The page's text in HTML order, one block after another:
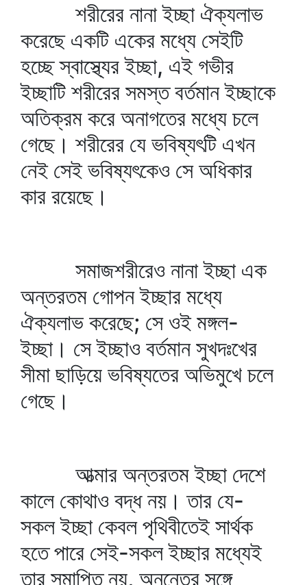
শরীরের নানা ইচ্ছা ঐক্যলাভ
করেছে একটি একের মধ্যে সেইটি
হচ্ছে স্বাস্থ্যের ইচ্ছা, এই গভীর
ইচ্ছাটি শরীরের সমস্ত বর্তমান ইচ্ছাকে
অতিক্রম করে অনাগতের মধ্যে চলে
গেছে। শরীরের যে ভবিষ্যৎটি এখন
নেই সেই ভবিষ্যৎকেও সে অধিকার
কার রয়েছে।
সমাজশরীরেও নানা ইচ্ছা এক
অন্তরতম গোপন ইচ্ছার মধ্যে
ঐক্যলাভ করেছে; সে ওই মঙ্গল-
ইচ্ছা। সে ইচ্ছাও বর্তমান সুখদঃখের
সীমা ছাড়িয়ে ভবিষ্যতের অভিমুখে চলে
গেছে।
আত্মার অন্তরতম ইচ্ছা দেশে
কালে কোথাও বদ্ধ নয়। তার যে-
সকল ইচ্ছা কেবল পৃথিবীতেই সার্থক
হতে পারে সেই-সকল ইচ্ছার মধ্যেই
তার সমাপ্তি নয়, অনন্তের সঙ্গে